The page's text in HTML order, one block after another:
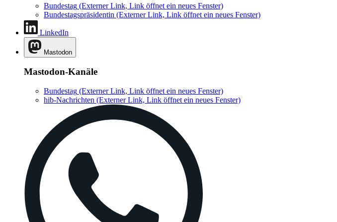
Bundestag (Externer Link, Link öffnet ein neues Fenster)
Bundestagspräsidentin (Externer Link, Link öffnet ein neues Fenster)
LinkedIn
Mastodon
Mastodon-Kanäle
Bundestag (Externer Link, Link öffnet ein neues Fenster)
hib-Nachrichten (Externer Link, Link öffnet ein neues Fenster)